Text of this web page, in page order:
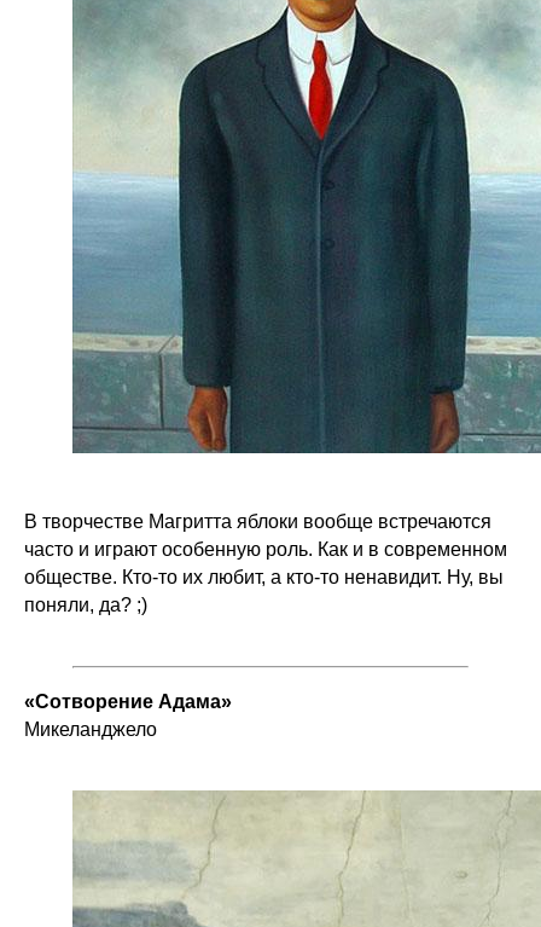
В творчестве Магритта яблоки вообще встречаются
часто и играют особенную роль. Как и в современном
обществе. Кто-то их любит, а кто-то ненавидит. Ну, вы
поняли, да? ;)
«Сотворение Адама»
Микеланджело